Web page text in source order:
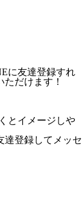
に友達登録すれ
だけます！
とイメージしや
達登録してメッセ